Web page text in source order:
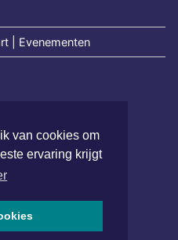
van cookies om
ervaring krijgt
| Evenementen